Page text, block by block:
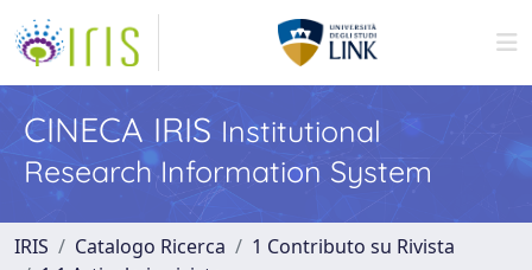
CINECA IRIS Institutional
Research Information System
IRIS Catalogo Ricerca
1 Contributo su Rivista